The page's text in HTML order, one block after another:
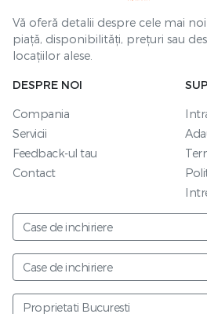
Vă oferă detalii despre cele mai
piață, disponibilități, prețuri sau
locațiilor alese.
DESPRE NOI
Compania
Servicii
Feedback-ul tau
Contact
Case de inchiriere
Case de inchiriere
Proprietati Bucuresti